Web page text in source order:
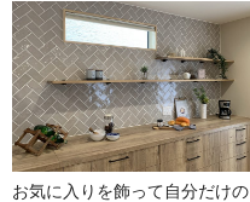
お気に入りを飾って自分だけの